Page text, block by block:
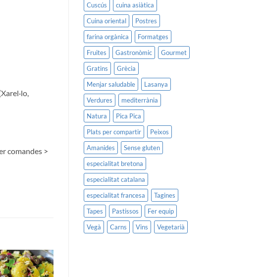
Cuscús
cuina asiàtica
Cuina oriental
Postres
farina orgànica
Formatges
Fruites
Gastronòmic
Gourmet
Gratins
Grècia
Menjar saludable
Lasanya
Verdures
mediterrània
Natura
Pica Pica
Plats per compartir
Peixos
Amanides
Sense gluten
especialitat bretona
especialitat catalana
especialitat francesa
Tagines
Tapes
Pastissos
Fer equip
Vegà
Carns Vins Vegetarià
comandes >